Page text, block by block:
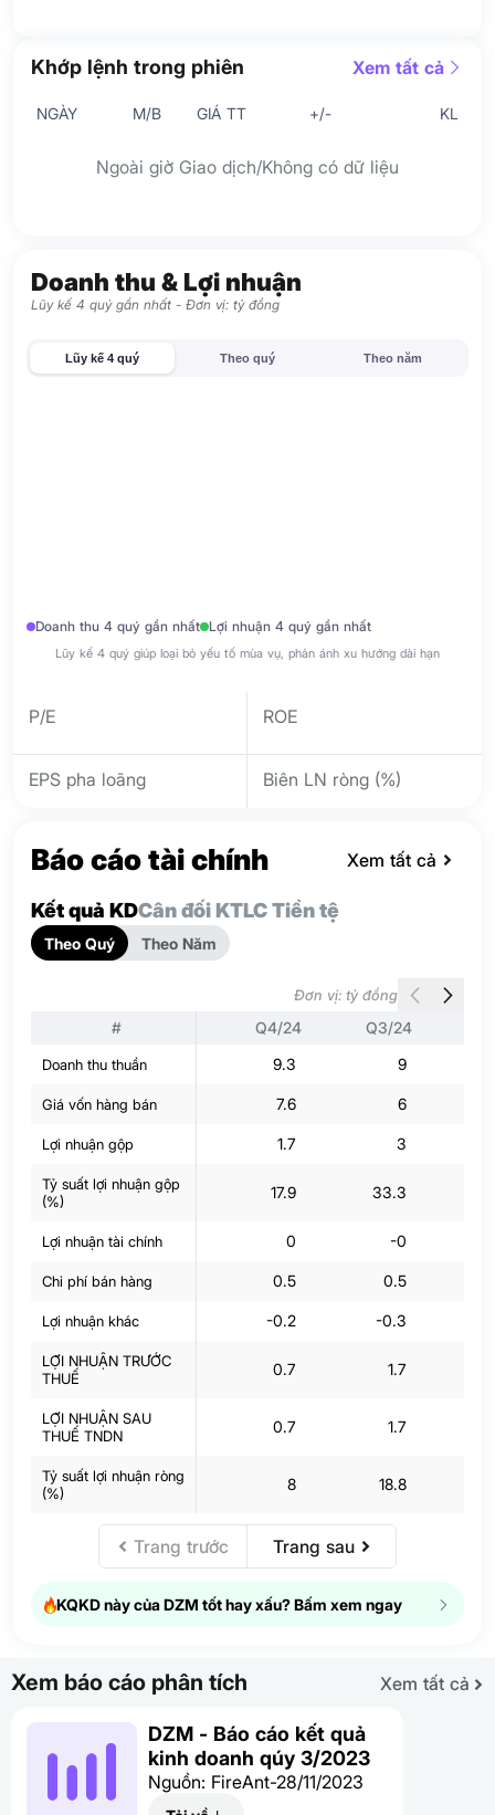
Khớp lệnh trong phiên Xem tất cả
NGÀY M/B GIÁ TT +/- KL
Ngoài giờ Giao dịch/Không có dữ liệu
Doanh thu & Lợi nhuận
Lũy kế 4 quý gần nhất - Đơn vị: tỷ đồng
Lũy kế 4 quý Theo quý Theo năm
Doanh thu 4 quý gần nhất Lợi nhuận 4 quý gần nhất
Lũy kế 4 quý giúp loại bỏ yếu tố mùa vụ, phản ánh xu hướng dài hạn
P/E ROE
EPS pha loãng Biên LN ròng (%)
Báo cáo tài chính Xem tất cả
Kết quả KDCân đối KTLC Tiền tệ
Theo Quý Theo Năm
Đơn vị: tỷ đồng
# Q4/24 Q3/24
Doanh thu thuần 9.3 9
Giá vốn hàng bán 7.6 6
Lợi nhuận gộp 1.7 3
Tỷ suất lợi nhuận gộp
(%)
17.9 33.3
Lợi nhuận tài chính 0 -0
Chi phí bán hàng 0.5 0.5
Lợi nhuận khác -0.2 -0.3
LỢI NHUẬN TRƯỚC
THUẾ
0.7 1.7
LỢI NHUẬN SAU
THUẾ TNDN
0.7 1.7
Tỷ suất lợi nhuận ròng
(%)
8 18.8
Trang trước Trang sau
KQKD này của DZM tốt hay xấu? Bấm xem ngay
Xem báo cáo phân tích Xem tất cả
DZM - Báo cáo kết quả
kinh doanh qúy 3/2023
Nguồn: FireAnt-28/11/2023